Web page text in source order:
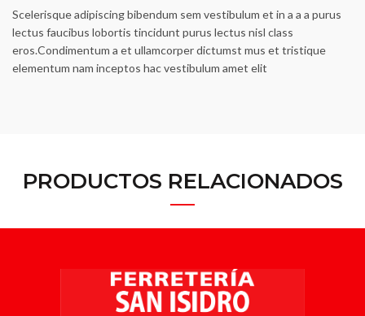
Scelerisque adipiscing bibendum sem vestibulum et in a a a purus
lectus faucibus lobortis tincidunt purus lectus nisl class
eros.Condimentum a et ullamcorper dictumst mus et tristique
elementum nam inceptos hac vestibulum amet elit
PRODUCTOS RELACIONADOS